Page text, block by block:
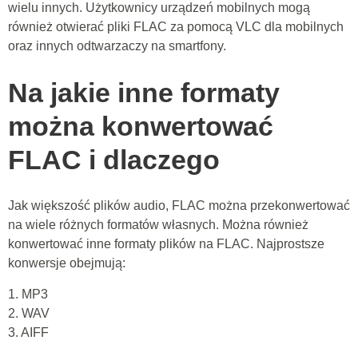
wielu innych. Użytkownicy urządzeń mobilnych mogą
również otwierać pliki FLAC za pomocą VLC dla mobilnych
oraz innych odtwarzaczy na smartfony.
Na jakie inne formaty
można konwertować
FLAC i dlaczego
Jak większość plików audio, FLAC można przekonwertować
na wiele różnych formatów własnych. Można również
konwertować inne formaty plików na FLAC. Najprostsze
konwersje obejmują:
1. MP3
2. WAV
3. AIFF